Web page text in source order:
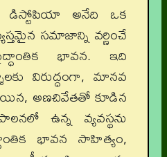
డిస్టోపియా అనేది ఒక
సమాజాన్ని వర్ణించే
భావన. ఇది
విరుద్ధంగా, మానవ
అణచివేతతో కూడిన
ఉన్న వ్యవస్థను
భావన సాహిత్యం,